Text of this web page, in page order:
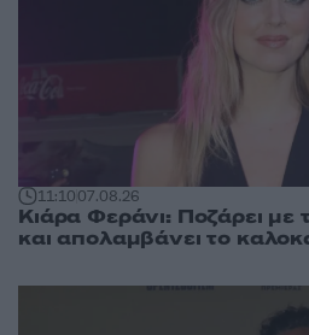
11:1007.08.26
Κιάρα Φεράνι: Ποζάρει με
και απολαμβάνει το